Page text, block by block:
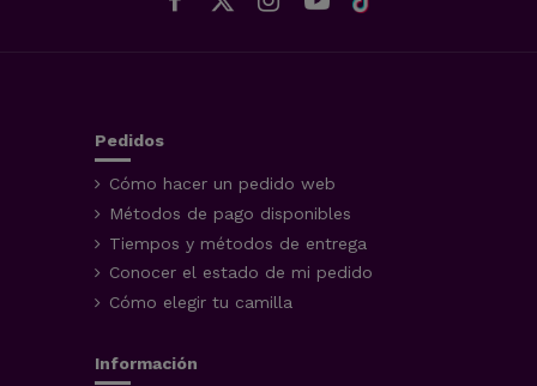
Pedidos
Cómo hacer un pedido web
Métodos de pago disponibles
Tiempos y métodos de entrega
Conocer el estado de mi pedido
Cómo elegir tu camilla
Información